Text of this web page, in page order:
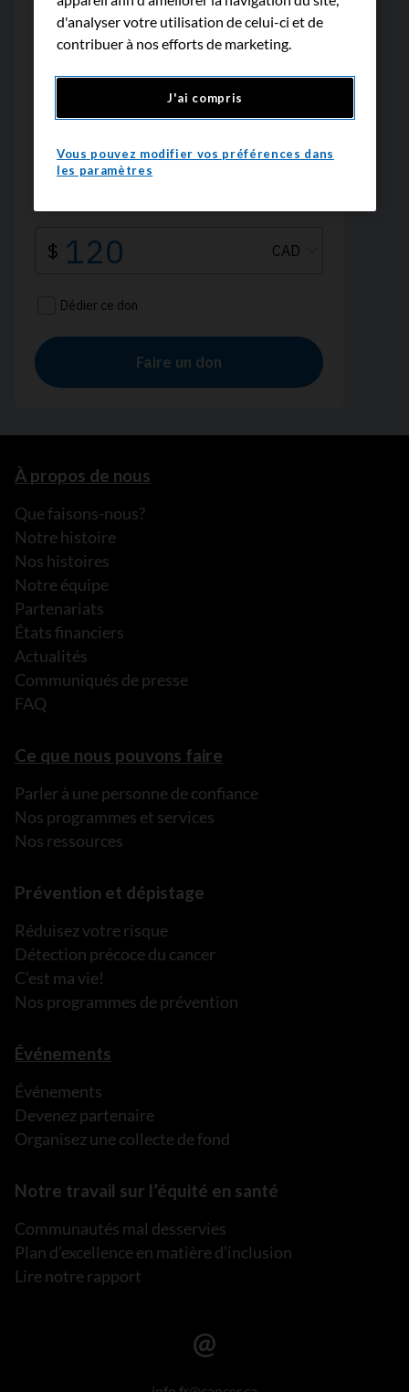
À propos de nous
Que faisons-nous?
Notre histoire
Nos histoires
Notre équipe
Partenariats
États financiers
Actualités
Communiqués de presse
FAQ
Ce que nous pouvons faire
Parler à une personne de confiance
Nos programmes et services
Nos ressources
Prévention et dépistage
Réduisez votre risque
Détection précoce du cancer
C’est ma vie!
Nos programmes de prévention
Événements
Événements
Devenez partenaire
Organisez une collecte de fond
Notre travail sur l’équité en santé
Communautés mal desservies
Plan d’excellence en matière d’inclusion
Lire notre rapport
d'analyser votre utilisation de celui-ci et de
contribuer à nos efforts de marketing.
J'ai compris
Vous pouvez modifier vos préférences dans
les paramètres